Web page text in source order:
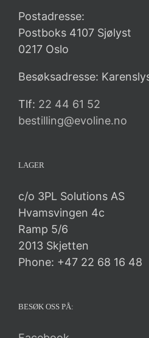
Postadresse:
Postboks 4107 Sjølyst
0217 Oslo
Besøksadresse:
Tlf: 22 44 61 52
bestilling@evoline.no
LAGER
c/o 3PL Solutions AS
Hvamsvingen 4c
Ramp 5/6
2013 Skjetten
Phone: +47 22 68 16 48
BESØK OSS PÅ: